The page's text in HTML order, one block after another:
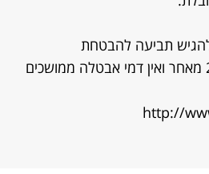
תביעה להבטחת
הכנסה(אני מניחה שזו הקצבה שקבלת עד מרץ 2008 מאחר ואין דמי אבטלה ממושכים
http://